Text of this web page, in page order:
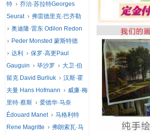
特
乔治·苏拉特Georges
Seurat
弗雷德里克·巴齐勒
奥迪隆·雷东 Odilon Redon
Peder Monsted 蒙斯特德
达利
保罗·高更Paul
Gauguin
毕沙罗
大卫·伯
留克 David Burliuk
汉斯·霍
夫曼 Hans Hofmann
威廉·梅
里特·蔡斯
爱德华·马奈
Édouard Manet
马格利特
Rene Magritte
弗朗索瓦·马